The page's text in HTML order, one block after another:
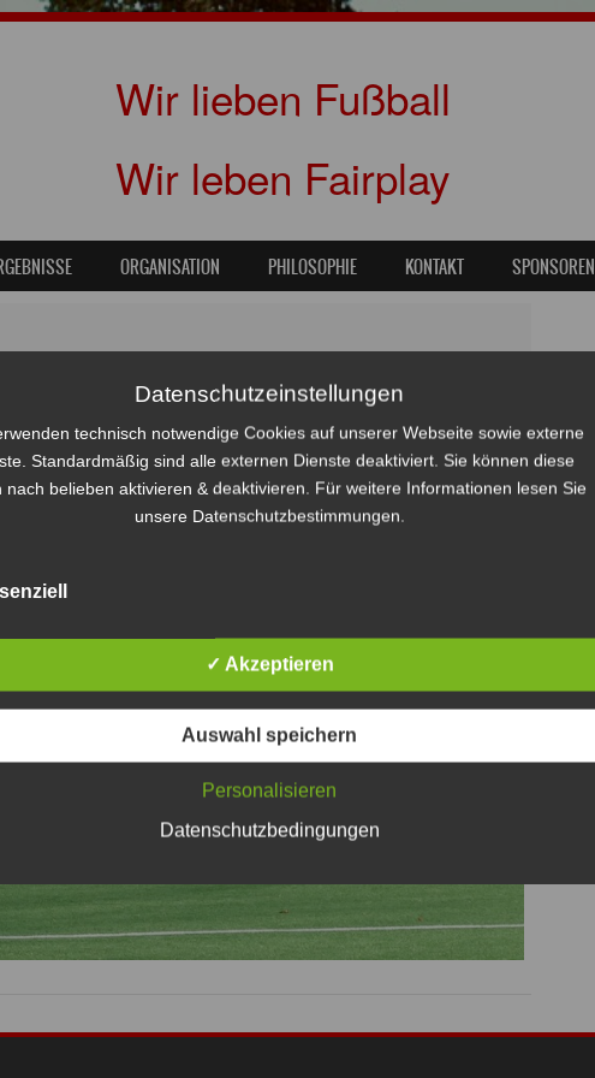
Wir lieben Fußball
Wir leben Fairplay
ORGANISATION PHILOSOPHIE KONTAKT SPONSOREN
mit Gastgeschenk für SCALADatenschutzeinstellungen
technisch notwendige Cookies auf unserer Webseite sowie externe
Standardmäßig sind alle externen Dienste deaktiviert. Sie können diese
nach belieben aktivieren & deaktivieren. Für weitere Informationen lesen Sie
unsere Datenschutzbestimmungen.
✓ Akzeptieren
Auswahl speichern
Personalisieren
Datenschutzbedingungen